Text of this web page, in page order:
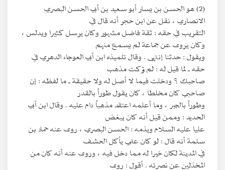
(2) هو الحسن بن يسار أبو سعيد بن أبي الحسن البصري
الانصاري ، نقل عن ابن حجر أنه قال في
التقريب في حقه : ثقة فاضل مشهور وكان يرسل كثيرا ويدلس ،
وكان يروى عن جماعة لم يسمع منهم
ويقول : حدثنا إنتهى . وقال تلميذه ابن أبي العوجاء الدهري في
حقه ـ لما قيل له : لم تركت مذهب
صاحبك ؟ ودخلت فيما لا أصل له ولا حقيقة ـ ما لفظه : إن
صاحبي كان مخلطا ، كان يقول طوراً بالقدر
وطوراً بالجبر ، وما أعلمه اعتقد مذهباً دام عليه . وقال ابن أبي
الحديد : وممن قيل أنه كان يبغض
عليا عليه السلام ويذمه : الحسن البصري ، روى عنه حماد بن
سلمة أنه قال : لو كان علي يأكل الحشف
في المدينة لكان خيرا له مما دخل فيه ، وروى عنه أنه كان من
المخذلين عن نصرته . أقول : روى